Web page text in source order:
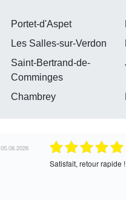
Portet-d'Aspet
Les Salles-sur-Verdon
Saint-Bertrand-de-
Comminges
Chambrey
04.08.2026
Satisfait de l’échange,